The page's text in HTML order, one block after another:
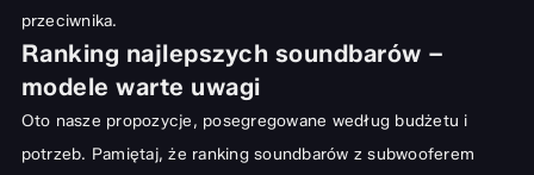
przeciwnika.
Ranking najlepszych soundbarów –
modele warte uwagi
Oto nasze propozycje, posegregowane według budżetu i
potrzeb. Pamiętaj, że ranking soundbarów z subwooferem